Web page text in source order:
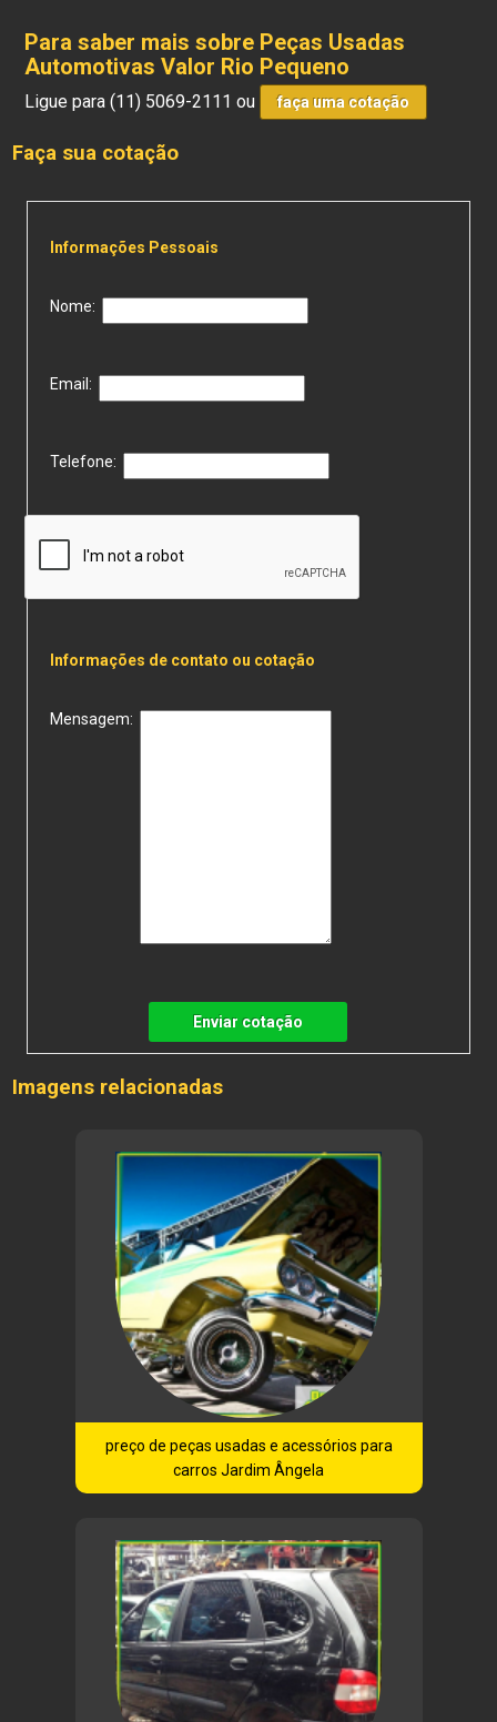
Para saber mais sobre Peças Usadas
Automotivas Valor Rio Pequeno
Ligue para(11) 5069-2111 ou faça uma cotação
Faça sua cotação
Informações Pessoais
Nome:
Email:
Telefone:
Informações de contato ou cotação
Mensagem:
Enviar cotação
Imagens relacionadas
preço de peças usadas e acessórios para
carros Jardim Ângela